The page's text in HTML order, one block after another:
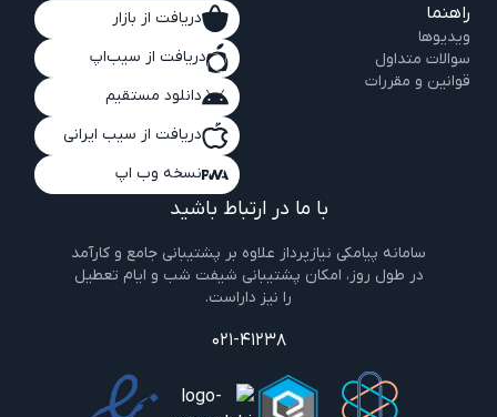
راهنما
ویدیو‌ها
سوالات متداول
قوانین و مقررات
دریافت از بازار
دریافت از سیب‌اپ
دانلود مستقیم
دریافت از سیب ایرانی
نسخه وب اپ
با ما در ارتباط باشید
سامانه پیامکی نیازپرداز علاوه بر پشتیبانی جامع و کارآمد
در طول روز، امکان پشتیبانی شیفت شب و ایام تعطیل
را نیز داراست.
021-41238